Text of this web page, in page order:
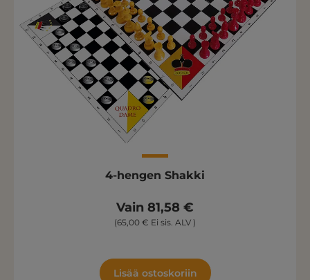
4-hengen Shakki
Vain 81,58 €
(65,00 € Ei sis. ALV )
Lisää ostoskoriin